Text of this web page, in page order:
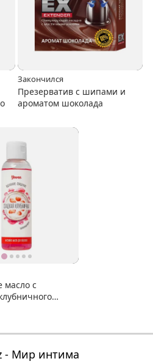
Закончился
Презерватив c шипами и
ароматом шоколада
масло с
- Мир интима